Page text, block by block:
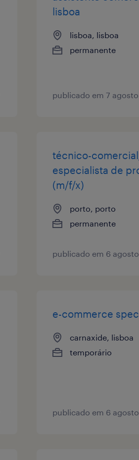
lisboa
lisboa, lisboa
permanente
publicado em 7
técnico-
especialista de
(m/f/x)
porto, porto
permanente
publicado em 6
e-commerce
carnaxide, lisboa
temporário
publicado em 6